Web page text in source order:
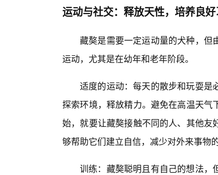
运动与社交：释放天性，培养良
藏獒是需要一定运动量的犬种，但
运动，尤其是在幼年和老年阶段。
适度的运动：每天的散步和玩耍是
探索环境，释放精力。避免在高温天
始，就要让藏獒接触不同的人、其他
够帮助它们建立自信，减少对外来事物
训练：藏獒聪明且有自己的想法，